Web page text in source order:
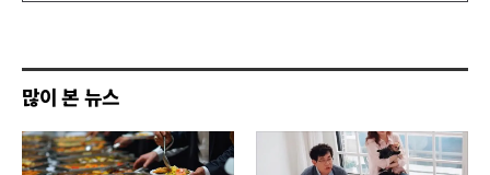
기
많이 본 뉴스